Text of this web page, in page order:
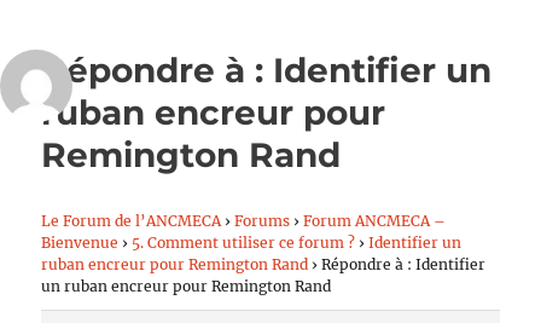
Répondre à : Identifier un
ruban encreur pour
Remington Rand
Le Forum de l’ANCMECA › Forums › Forum ANCMECA –
Bienvenue › 5. Comment utiliser ce forum ? › Identifier un
ruban encreur pour Remington Rand › Répondre à : Identifier
un ruban encreur pour Remington Rand